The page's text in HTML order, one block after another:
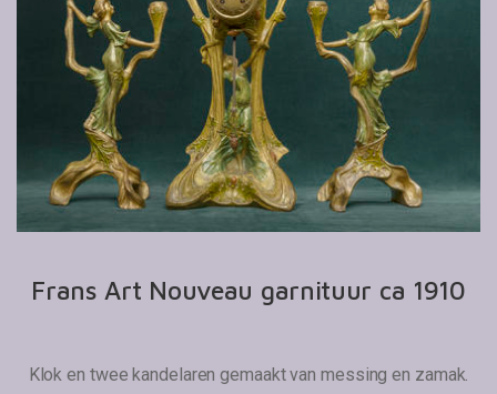
Frans Art Nouveau garnituur ca 1910
Klok en twee kandelaren gemaakt van messing en zamak.